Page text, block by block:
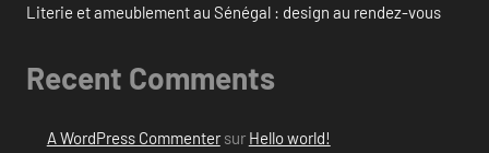
Literie et ameublement au Sénégal : design au rendez-vous
Recent Comments
A WordPress Commentersur Hello world!